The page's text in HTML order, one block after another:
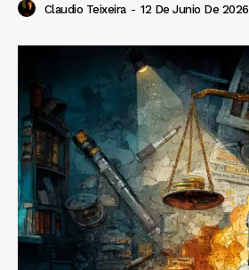
Claudio Teixeira - 12 De Junio De 2026